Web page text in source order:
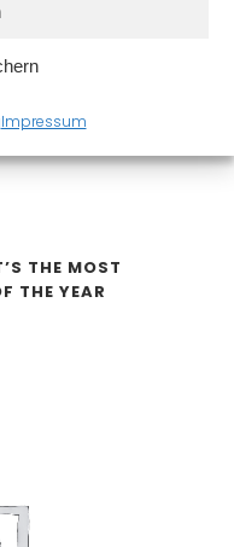
Impressum
THE MOST
THE YEAR